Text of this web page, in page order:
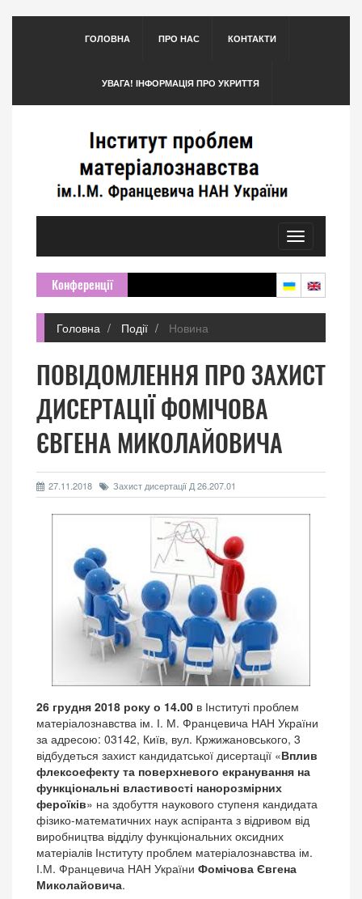
ГОЛОВНА ПРО НАС КОНТАКТИ
УВАГА! ІНФОРМАЦІЯ ПРО УКРИТТЯ
Toggle
navigation
Конференції
Головна Події Новина
ПОВІДОМЛЕННЯ ПРО ЗАХИСТ
ДИСЕРТАЦІЇ ФОМІЧОВА
ЄВГЕНА МИКОЛАЙОВИЧА
27.11.2018 Захист дисертації Д 26.207.01
26 грудня 2018 року о 14.00 в Інституті проблем
матеріалознавства ім. І. М. Францевича НАН України
за адресою: 03142, Київ, вул. Кржижановського, 3
відбудеться захист кандидатської дисертації «Вплив
флексоефекту та поверхневого екранування на
функціональні властивості нанорозмірних
фероїків» на здобуття наукового ступеня кандидата
фізико-математичних наук аспіранта з відривом від
виробництва відділу функціональних оксидних
матеріалів Інституту проблем матеріалознавства ім.
І.М. Францевича НАН України Фомічова Євгена
Миколайовича.